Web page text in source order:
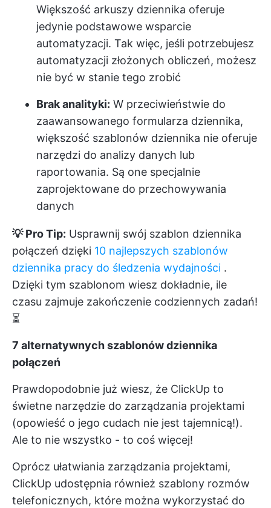
Większość arkuszy dziennika oferuje
jedynie podstawowe wsparcie
automatyzacji. Tak więc, jeśli potrzebujesz
automatyzacji złożonych obliczeń, możesz
nie być w stanie tego zrobić
Brak analityki: W przeciwieństwie do
zaawansowanego formularza dziennika,
większość szablonów dziennika nie oferuje
narzędzi do analizy danych lub
raportowania. Są one specjalnie
zaprojektowane do przechowywania
danych
💡 Pro Tip: Usprawnij swój szablon dziennika
połączeń dzięki 10 najlepszych szablonów
dziennika pracy do śledzenia wydajności .
Dzięki tym szablonom wiesz dokładnie, ile
czasu zajmuje zakończenie codziennych zadań!
⏳
7 alternatywnych szablonów dziennika
połączeń
Prawdopodobnie już wiesz, że ClickUp to
świetne narzędzie do zarządzania projektami
(opowieść o jego cudach nie jest tajemnicą!).
Ale to nie wszystko - to coś więcej!
Oprócz ułatwiania zarządzania projektami,
ClickUp udostępnia również szablony rozmów
telefonicznych, które można wykorzystać do